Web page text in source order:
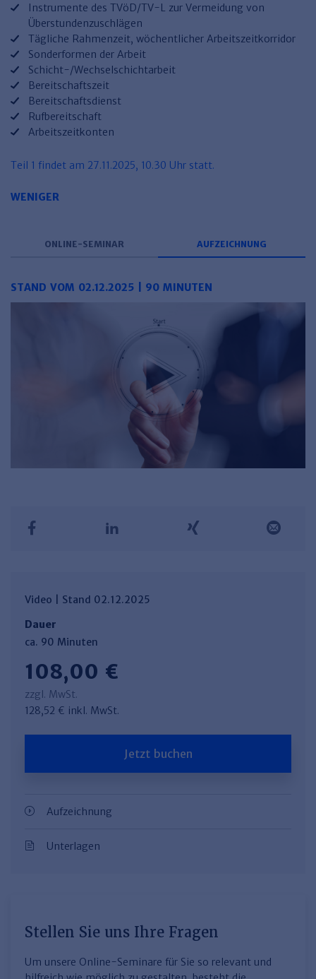
Haufe Arbeitsschutz
Haufe TVöD/TV-L Office
Haufe Immobilien
Instrumente des TVöD/TV-L zur Vermeidung von
Überstundenzuschlägen
Tägliche Rahmenzeit, wöchentlicher Arbeitszeitkorridor
Sonderformen der Arbeit
Schicht-/Wechselschichtarbeit
Bereitschaftszeit
Bereitschaftsdienst
Rufbereitschaft
Arbeitszeitkonten
Teil 1 findet am 27.11.2025, 10.30 Uhr statt.
WENIGER
ONLINE-SEMINAR AUFZEICHNUNG
STAND VOM 02.12.2025 | 90 MINUTEN
Video | Stand 02.12.2025
Dauer
ca. 90 Minuten
108,00 €
zzgl. MwSt.
128,52 € inkl. MwSt.
Jetzt buchen
Aufzeichnung
Unterlagen
Stellen Sie uns Ihre Fragen
Um unsere Online-Seminare für Sie so relevant und